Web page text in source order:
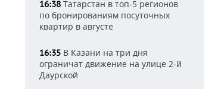
16:38 Татарстан в топ-5 регионов
по бронированиям посуточных
квартир в августе
16:35 В Казани на три дня
ограничат движение на улице 2-й
Даурской